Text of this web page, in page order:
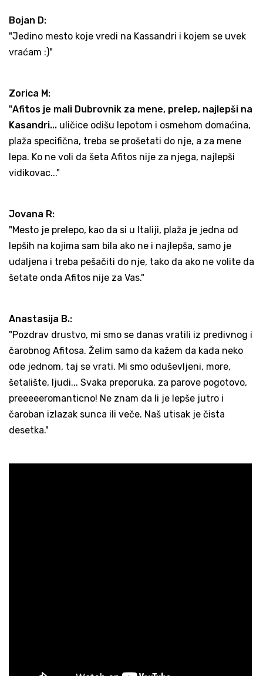
Bojan D:
"Jedino mesto koje vredi na Kassandri i kojem se uvek
vraćam :)"
Zorica M:
"Afitos je mali Dubrovnik za mene, prelep, najlepši na
Kasandri... uličice odišu lepotom i osmehom domaćina,
plaža specifična, treba se prošetati do nje, a za mene
lepa. Ko ne voli da šeta Afitos nije za njega, najlepši
vidikovac..."
Jovana R:
"Mesto je prelepo, kao da si u Italiji, plaža je jedna od
lepših na kojima sam bila ako ne i najlepša, samo je
udaljena i treba pešačiti do nje, tako da ako ne volite da
šetate onda Afitos nije za Vas."
Anastasija B.:
"Pozdrav drustvo, mi smo se danas vratili iz predivnog i
čarobnog Afitosa. Želim samo da kažem da kada neko
ode jednom, taj se vrati. Mi smo oduševljeni, more,
šetalište, ljudi... Svaka preporuka, za parove pogotovo,
preeeeeromanticno! Ne znam da li je lepše jutro i
čaroban izlazak sunca ili veče. Naš utisak je čista
desetka."